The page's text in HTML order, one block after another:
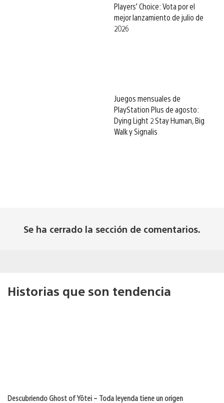
Players’ Choice: Vota por el
mejor lanzamiento de julio de
2026
Juegos mensuales de
PlayStation Plus de agosto:
Dying Light 2 Stay Human, Big
Walk y Signalis
Se ha cerrado la sección de comentarios.
Historias que son tendencia
Descubriendo Ghost of Yōtei – Toda leyenda tiene un origen